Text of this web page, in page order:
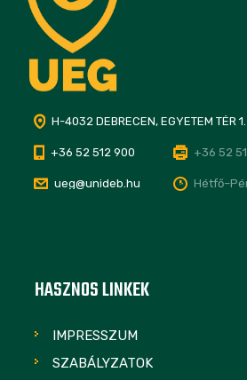
H-4032 DEBRECEN, EGYETEM TÉR 1.
+36 52 512 900 +36 52
ueg@unideb.hu
HASZNOS LINKEK
IMPRESSZUM
SZABÁLYZATOK